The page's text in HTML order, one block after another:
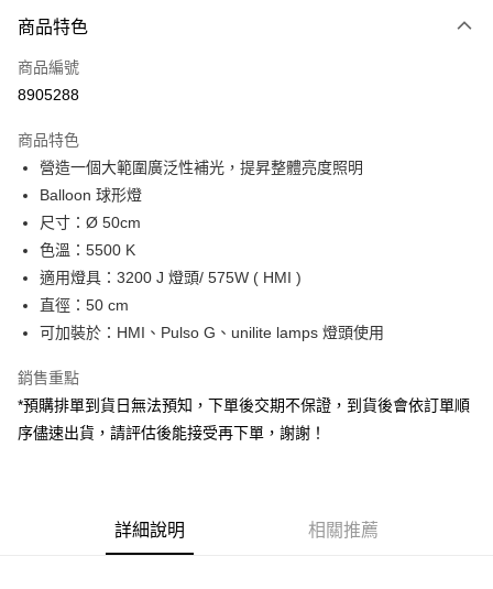
信用卡一次付款
信用卡分期付款
合作金庫商業銀行
華南商業銀行
彰化商業銀行
上海商業儲蓄銀行
國泰世華商業銀行
臺灣中小企業銀行
匯豐（台灣）商業銀行
聯邦商業銀行
遠東國際商業銀行
元大商業銀行
玉山商業銀行
星展（台灣）商業銀行
台灣樂天信用卡公司
6 期 0 利率 每期
華南商業銀行
上海商業儲蓄銀行
國泰世華商業銀行
臺灣中小企業銀行
台中商業銀行
匯豐（台灣）商業銀行
聯邦商業銀行
遠東國際商業銀行
元大商業銀行
永豐商業銀行
玉山商業銀行
台灣樂天信用卡公司
12 期 0 利率 每期NT$3,854
合作金庫商業銀行
上海商業儲蓄銀行
國泰世華商業銀行
兆豐國際商業銀行
臺灣中小企業銀行
匯豐（台灣）商業銀行
華泰商業銀行
元大商業銀行
玉山商業銀行
星展（台灣）商業銀行
台新國際商業銀行
中國信託商業銀行
LINE Pay
Apple Pay
街口支付
悠遊付
Google Pay
全支付
【關於「AFTEE先享後付」】
商品特色
商品編號
8905288
商品特色
營造一個大範圍廣泛性補光，提昇整體亮度照明
Balloon 球形燈
尺寸：Ø 50cm
色溫：5500 K
適用燈具：3200 J 燈頭/ 575W ( HMI )
直徑：50 cm
可加裝於：HMI、Pulso G、unilite lamps 燈頭使用
銷售重點
*預購排單到貨日無法預知，下單後交期不保證，到貨後會依訂單順
序儘速出貨，請評估後能接受再下單，謝謝！
詳細說明 相關推薦